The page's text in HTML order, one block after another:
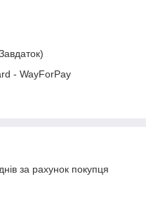
- WayForPay
за рахунок покупця